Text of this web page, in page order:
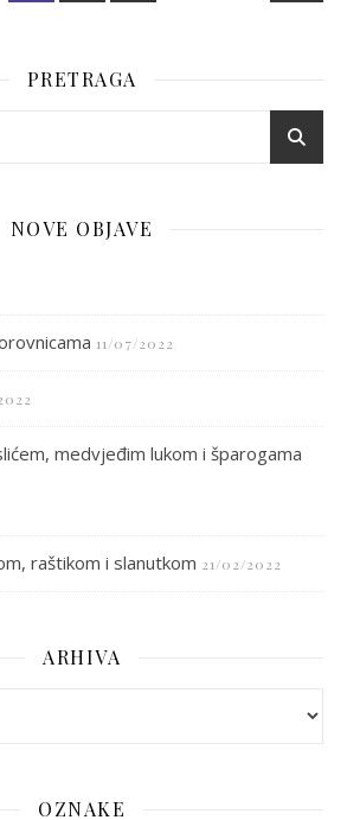
PRETRAGA
NOVE OBJAVE
11/07/2022
medvjeđim lukom i šparogama
raštikom i slanutkom 21/02/2022
ARHIVA
OZNAKE